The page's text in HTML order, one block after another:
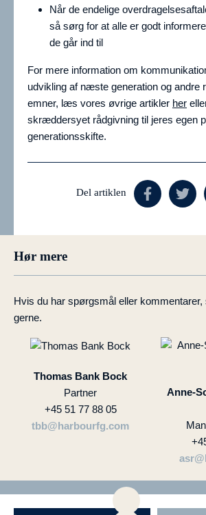
Når de endelige
så sørg for at alle er godt
de går ind til
For mere information om
udvikling af næste generation og andre
emner, læs vores øvrige artikler her
skræddersyet rådgivning til jeres egen
generationsskifte.
Del artiklen
Hør mere
Hvis du har spørgsmål eller
gerne.
Thomas Bank Bock
Partner
+45 51 77 88 05
tbb@harbourfg.com
Anne-